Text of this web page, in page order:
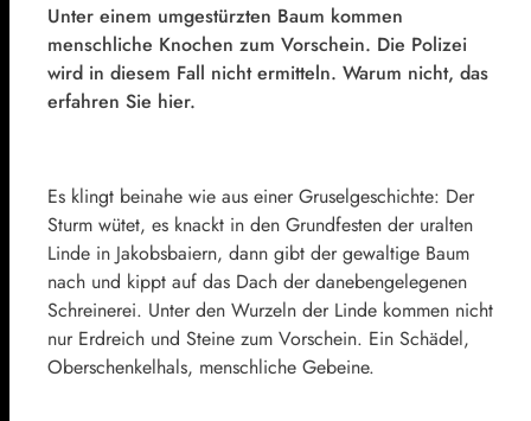
Unter einem umgestürzten Baum kommen
menschliche Knochen zum Vorschein. Die Polizei
wird in diesem Fall nicht ermitteln. Warum nicht, das
erfahren Sie hier.
Es klingt beinahe wie aus einer Gruselgeschichte: Der
Sturm wütet, es knackt in den Grundfesten der uralten
Linde in Jakobsbaiern, dann gibt der gewaltige Baum
nach und kippt auf das Dach der danebengelegenen
Schreinerei. Unter den Wurzeln der Linde kommen nicht
nur Erdreich und Steine zum Vorschein. Ein Schädel,
Oberschenkelhals, menschliche Gebeine.